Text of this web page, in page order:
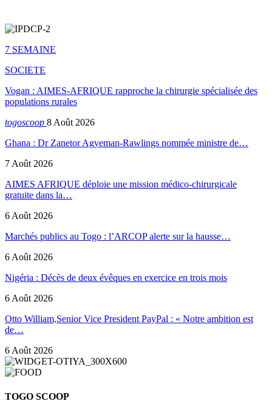
7 SEMAINE
SOCIETE
Vogan : AIMES-AFRIQUE rapproche la chirurgie spécialisée des
populations rurales
togoscoop 8 Août 2026
Ghana : Dr Zanetor Agyeman-Rawlings nommée ministre de…
7 Août 2026
AIMES AFRIQUE déploie une mission médico-chirurgicale
gratuite dans la…
6 Août 2026
Marchés publics au Togo : l’ARCOP alerte sur la hausse…
6 Août 2026
Nigéria : Décès de deux évêques en exercice en trois mois
6 Août 2026
Otto William,Senior Vice President PayPal : « Notre ambition est
de…
6 Août 2026
TOGO SCOOP